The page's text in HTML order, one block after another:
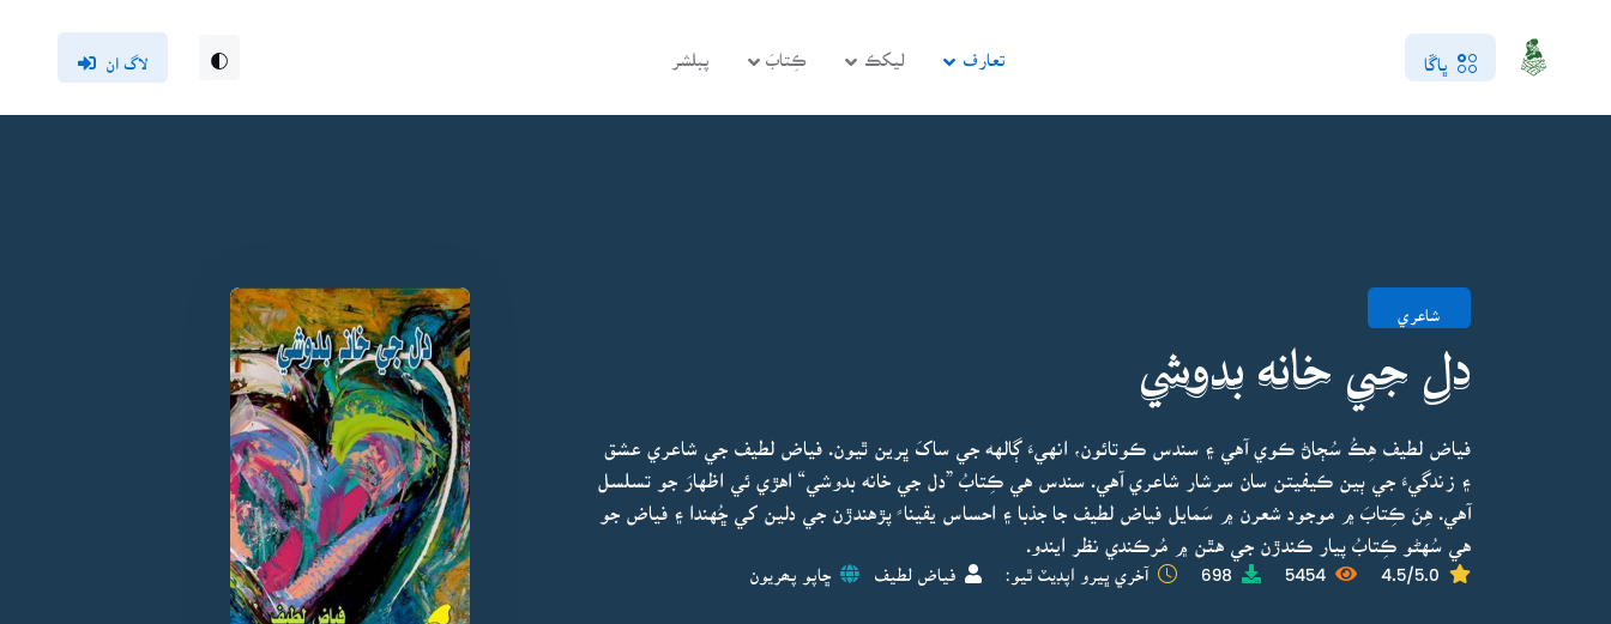
ڀاڱا تعارف ليکڪ ڪِتابَ پبلشر لاگ ان
شاعري
دل جي خانه بدوشي
فياض لطيف هِڪُ سُڄاڻ ڪوي آهي ۽ سندس ڪوتائون، انهيءَ ڳالهه جي ساکَ ڀرين ٿيون. فياض لطيف جي شاعري عشق
۽ زندگيءَ جي ٻين ڪيفيتن سان سرشار شاعري آهي. سندس هي ڪِتابُ ”دل جي خانه بدوشي“ اهڙي ئي اظهارَ جو تسلسل
آهي. هِنَ ڪِتابَ ۾ موجود شعرن ۾ سَمايل فياض لطيف جا جذبا ۽ احساس يقينا ً پڙهندڙن جي دلين کي ڇُهندا ۽ فياض جو
هي سُهڻو ڪِتابُ پيار ڪندڙن جي هٿن ۾ مُرڪندي نظر ايندو.
4.5/5.0
5454
698 آخري ڀيرو اپڊيٽ ٿيو: فياض لطيف ڇاپو پھريون